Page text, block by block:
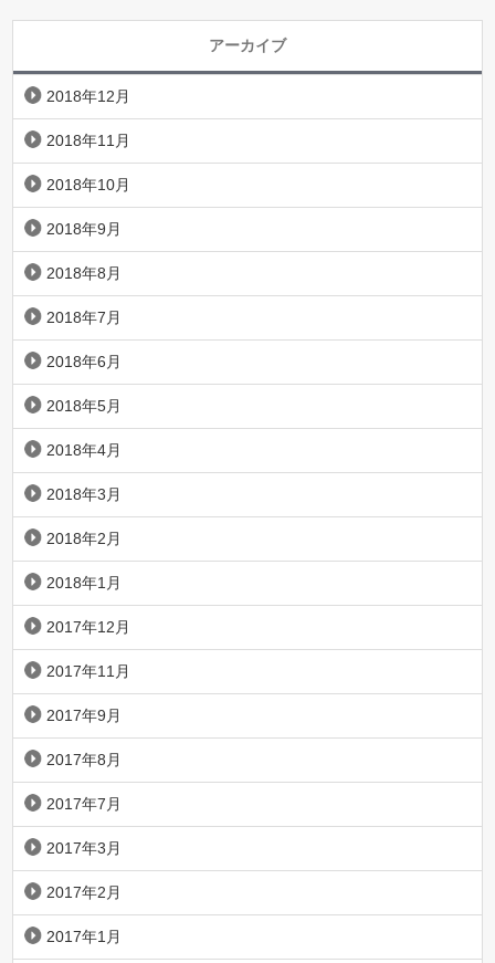
アーカイブ
2018年12月
2018年11月
2018年10月
2018年9月
2018年8月
2018年7月
2018年6月
2018年5月
2018年4月
2018年3月
2018年2月
2018年1月
2017年12月
2017年11月
2017年9月
2017年8月
2017年7月
2017年3月
2017年2月
2017年1月